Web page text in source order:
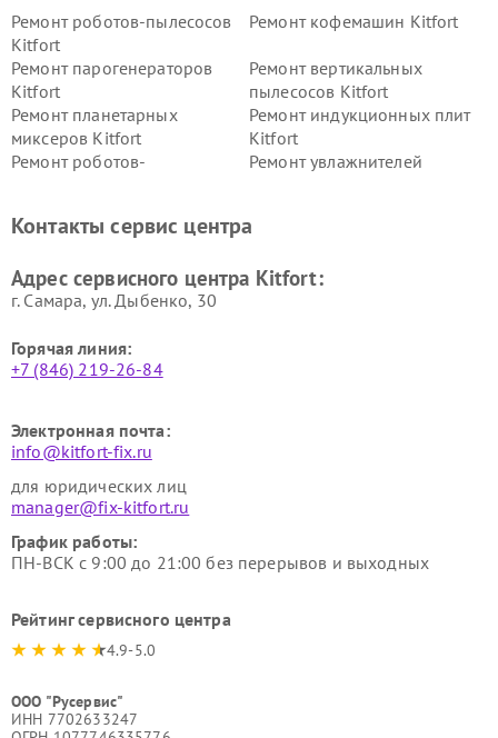
Ремонт роботов-пылесосов
Kitfort
Ремонт кофемашин Kitfort
Ремонт парогенераторов
Kitfort
Ремонт вертикальных
пылесосов Kitfort
Ремонт планетарных
миксеров Kitfort
Ремонт индукционных плит
Kitfort
Ремонт роботов-
Ремонт увлажнителей
Kitfort
Kitfort
Kitfort
Kitfort
Контакты сервис центра
Адрес сервисного центра Kitfort:
г. Самара, ул. Дыбенко, 30
Горячая линия:
+7 (846) 219-26-84
Электронная почта:
info@kitfort-fix.ru
для юридических лиц
manager@fix-kitfort.ru
График работы:
ПН-ВСК с 9:00 до 21:00 без перерывов и выходных
Рейтинг сервисного центра
4.9-5.0
ООО "Русервис"
ИНН 7702633247